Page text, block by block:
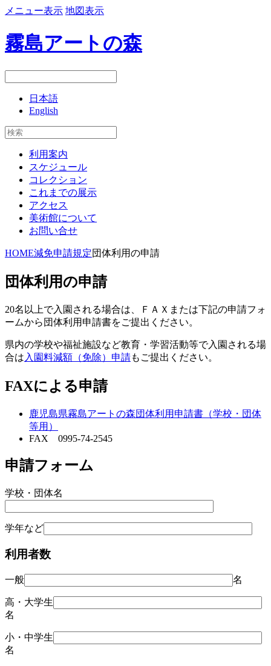
メニュー表示 地図表示
霧島アートの森
日本語
English
利用案内
スケジュール
コレクション
これまでの展示
アクセス
美術館について
お問い合せ
HOME減免申請規定団体利用の申請
団体利用の申請
20名以上で入園される場合は、ＦＡＸまたは下記の申請フォ
ームから団体利用申請書をご提出ください。
県内の学校や福祉施設など教育・学習活動等で入園される場
合は 入園料減額（免除）申請もご提出ください。
FAXによる申請
鹿児島県霧島アートの森団体利用申請書（学校・団体
等用）
FAX 0995-74-2545
申請フォーム
学校・団体名
学年など
利用者数
一般 名
高・大学生
名
小・中学生
名